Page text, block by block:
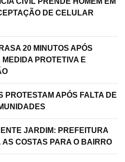
DE CELULAR
20 MINUTOS APÓS
PROTETIVA E
PROTESTAM APÓS FALTA DE
JARDIM: PREFEITURA
AS COSTAS PARA O BAIRRO